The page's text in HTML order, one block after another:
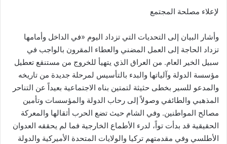
لإعلاء مصلحة المجتمع
وأشار البيان إلى التحديات التي تزداد اليوم «في الداخل وأمامها
تزداد الحاجة إلى العمل المضني والعطاء المقرون بالواجب في
سبيل الخير العام. من العراق الذي يتهيأ للخروج من مستنقع تعطيل
مؤسسة الدولة وآلياتها والبدء بالتأسيس لمرحلة جديدة من تاريخه
والمدعو للسير بخطى حثيثة لتمتين بناه الاجتماعية بعيداً عن التناحر
المذهبي والطائفي وصولاً إلى رحاب الدولة والمؤسسات وتأمين
مصالح المواطنين. وفي الشام حيث تضع الحرب أثقالها والمعركة
الحقيقية قد بدأت تواً، لدرء الأطماع الخارجية فما لم يحققه العدوان
الأطلسي وفي مقدمتهم تركيا والولايات المتحدة الأميركية والدولة